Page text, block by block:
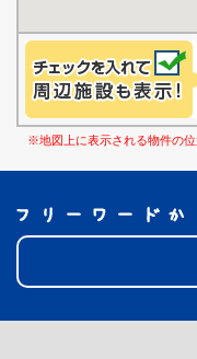
※地図上に表示される物件の